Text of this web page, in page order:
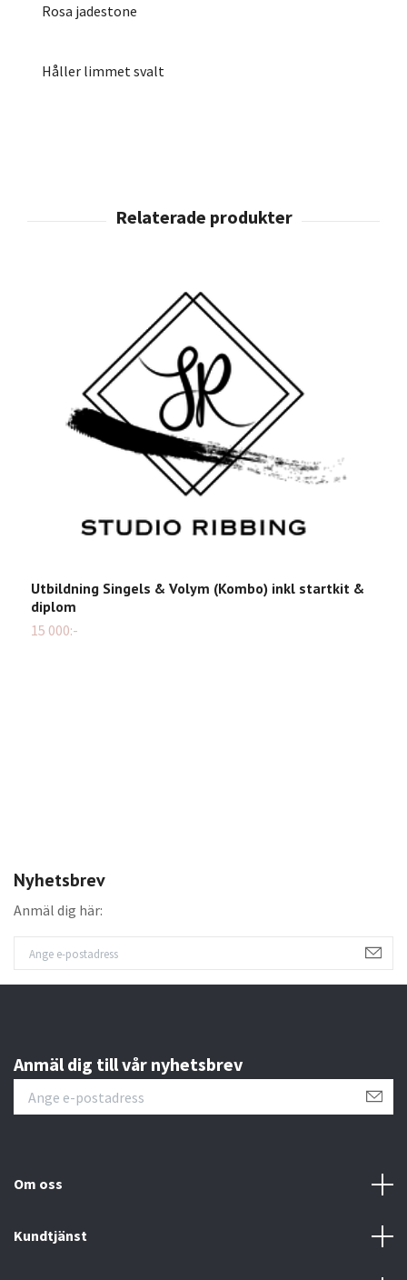
Nyhetsbrev
Anmäl dig här:
Rosa jadestone
Håller limmet svalt
Utbildning Singels & Volym (Kombo) inkl startkit &
diplom
15 000:-
Anmäl dig till vår nyhetsbrev
Om oss
Kundtjänst